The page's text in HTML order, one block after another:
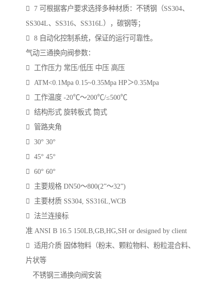
 7 可根据客户要求选择多种材质：不锈钢（SS304、
SS304L、SS316、SS316L），碳钢等；
 8 自动化控制系统，保证的运行可靠性。
气动三通换向阀参数：
 工作压力 常压/低压 中压 高压
 ATM<0.1Mpa 0.15~0.35Mpa HP＞0.35Mpa
 工作温度 -20℃～200℃/≤500℃
 结构形式 旋转板式 筒式
 管路夹角
 30° 30°
 45° 45°
 60° 60°
 主要规格 DN50～800(2”～32”)
 主要材质 SS304, SS316L,WCB
 法兰连接标
准 ANSI B 16.5 150LB,GB,HG,SH or designed by client
 适用介质 固体物料（粉末、颗粒物料、粉粒混合料、
片状等
不锈钢三通换向阀安装